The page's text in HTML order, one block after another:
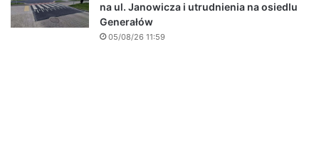
na ul. Janowicza i utrudnienia na osiedlu
Generałów
05/08/26 11:59